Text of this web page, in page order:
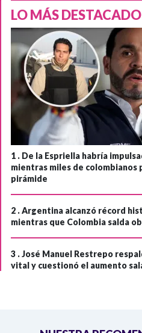
LO MÁS DESTACADO
1 . De la Espriella habría
mientras miles de colombianos
pirámide
2 .Argentina alcanzó récord
mientras que Colombia salda
3 .José Manuel Restrepo
vital y cuestionó el aumento